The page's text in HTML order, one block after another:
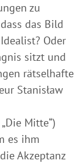
zu
das Bild
Oder
sitzt und
rätselhafte
Stanisław
Mitte“)
es ihm
Akzeptanz